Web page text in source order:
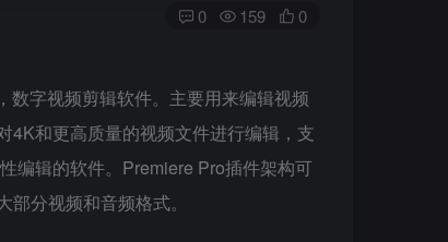
0 159 0
字视频剪辑软件。主要用来编辑视频
4K和更高质量的视频文件进行编辑，支
编辑的软件。Premiere Pro插件架构可
分视频和音频格式。